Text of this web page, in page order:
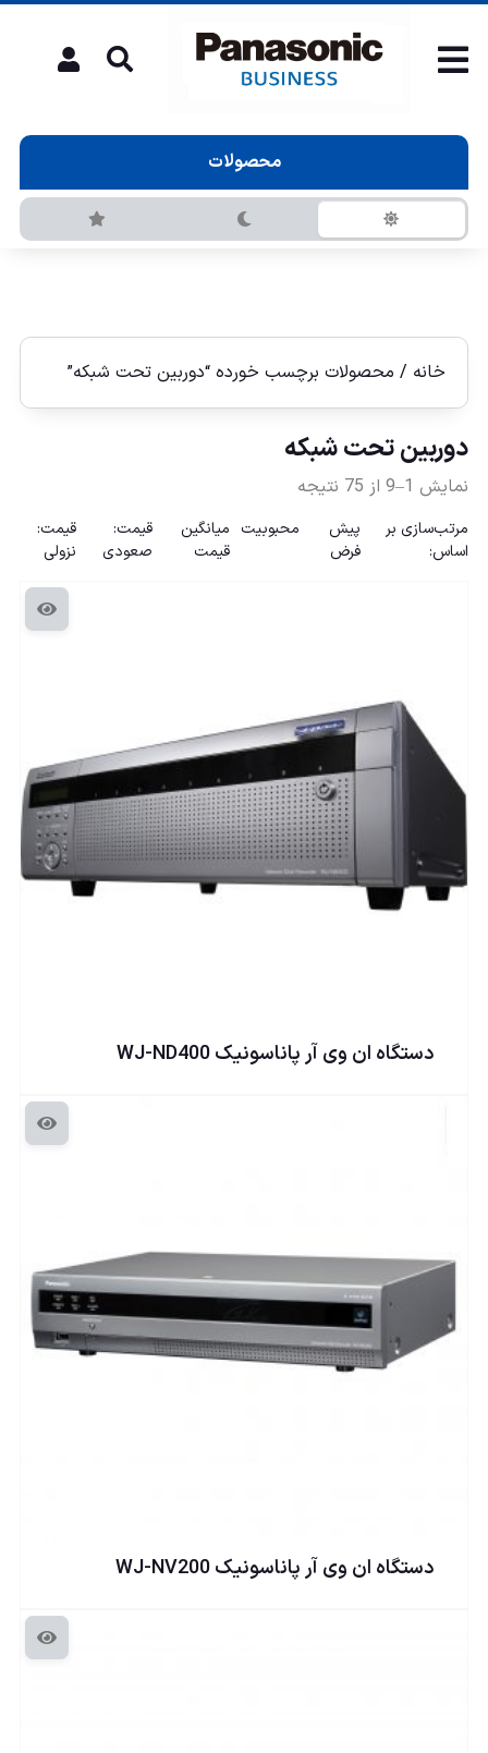
محصولات
خانه / محصولات برچسب خورده “دوربین تحت شبكه”
دوربین تحت شبكه
نمایش 1–9 از 75 نتیجه
مرتب‌سازی بر
اساس:
پیش
فرض
محبوبیت میانگین
قیمت
قیمت:
صعودی
قیمت:
نزولی
دستگاه ان وی آر پاناسونيک WJ-ND400
دستگاه ان وی آر پاناسونيک WJ-NV200